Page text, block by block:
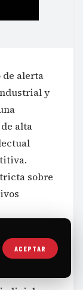
de alerta
y
alta
sobre
en
ACEPTAR